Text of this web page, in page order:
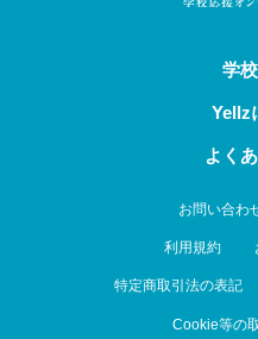
学
Yellz
よく
お問い合わ
利用規約
特定商取引法の表記
Cookie等の